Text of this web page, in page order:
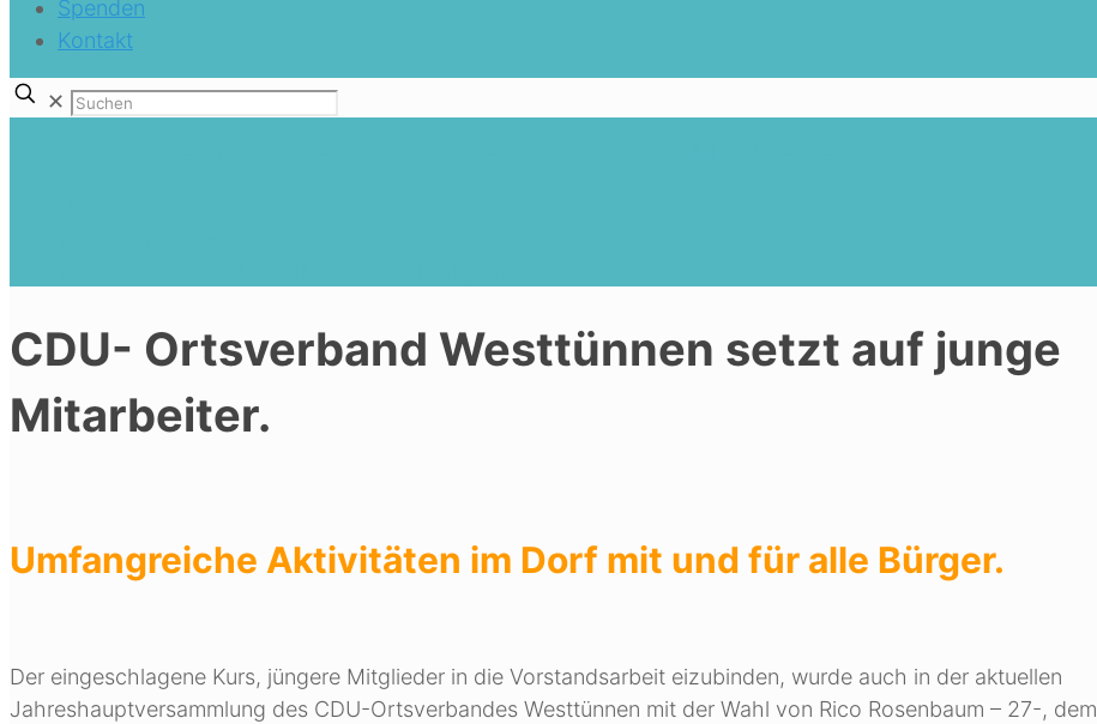
Spenden
Kontakt
✕
CDU- Ortsverband Westtünnen setzt auf junge
Mitarbeiter.
Umfangreiche Aktivitäten im Dorf mit und für alle Bürger.
Der eingeschlagene Kurs, jüngere Mitglieder in die Vorstandsarbeit eizubinden, wurde auch in der aktuellen
Jahreshauptversammlung des CDU-Ortsverbandes Westtünnen mit der Wahl von Rico Rosenbaum – 27-, dem